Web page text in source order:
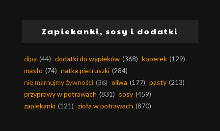
Zapiekanki, sosy i dodatki
dipy (44) dodatki do wypieków (368) koperek (129)
masło (74) natka pietruszki (284)
nie marnujmy żywności (36) oliwa (177) pasty (213)
przyprawy w potrawach (831) sosy (459)
zapiekanki (121) zioła w potrawach (870)